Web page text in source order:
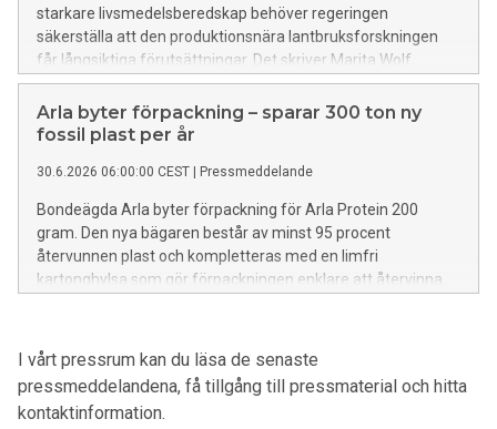
starkare livsmedelsberedskap behöver regeringen
säkerställa att den produktionsnära lantbruksforskningen
får långsiktiga förutsättningar. Det skriver Marita Wolf,
mjölkbonde och styrelseledamot i Arla och Stiftelsen
Lantbruksforskning (SLF), samt Helena Markstedt,
samhällspolitisk chef på Arla Sverige, i en debattartikel på
Arla byter förpackning – sparar 300 ton ny
fossil plast per år
30.6.2026 06:00:00 CEST Pressmeddelande
Bondeägda Arla byter förpackning för Arla Protein 200
gram. Den nya bägaren består av minst 95 procent
återvunnen plast och kompletteras med en limfri
kartonghylsa som gör förpackningen enklare att återvinna.
I vårt pressrum kan du läsa de senaste
pressmeddelandena, få tillgång till pressmaterial och hitta
kontaktinformation.